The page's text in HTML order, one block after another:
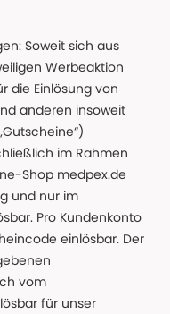
Soweit sich aus
Werbeaktion
die Einlösung von
anderen insoweit
im Rahmen
Shop medpex.de
und nur im
Pro Kundenkonto
einlösbar. Der
vom
für unser